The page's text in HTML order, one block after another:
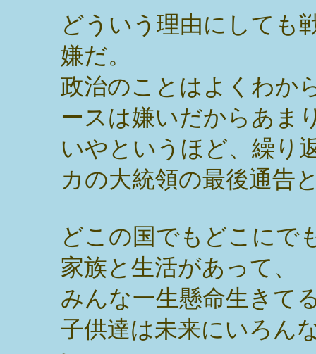
どういう理由にしても
嫌だ。
政治のことはよくわか
ースは嫌いだからあま
いやというほど、繰り
カの大統領の最後通告
どこの国でもどこにで
家族と生活があって、
みんな一生懸命生きて
子供達は未来にいろん